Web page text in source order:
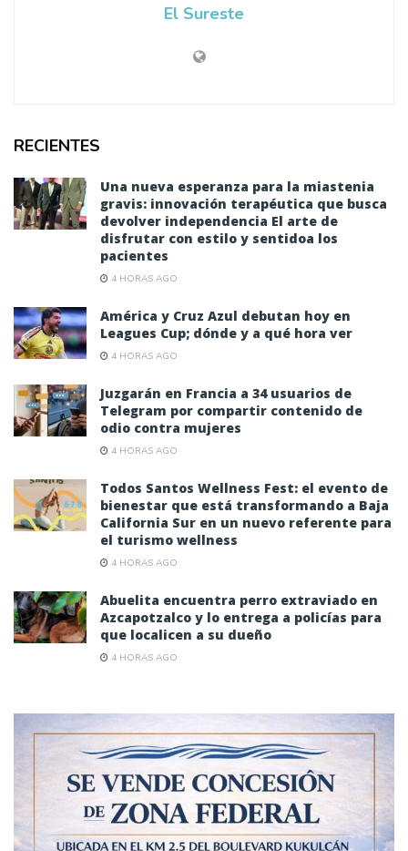
El Sureste
RECIENTES
Una nueva esperanza para la miastenia
gravis: innovación terapéutica que busca
devolver independencia El arte de
disfrutar con estilo y sentidoa los
pacientes
4 HORAS AGO
América y Cruz Azul debutan hoy en
Leagues Cup; dónde y a qué hora ver
4 HORAS AGO
Juzgarán en Francia a 34 usuarios de
Telegram por compartir contenido de
odio contra mujeres
4 HORAS AGO
Todos Santos Wellness Fest: el evento de
bienestar que está transformando a Baja
California Sur en un nuevo referente para
el turismo wellness
4 HORAS AGO
Abuelita encuentra perro extraviado en
Azcapotzalco y lo entrega a policías para
que localicen a su dueño
4 HORAS AGO